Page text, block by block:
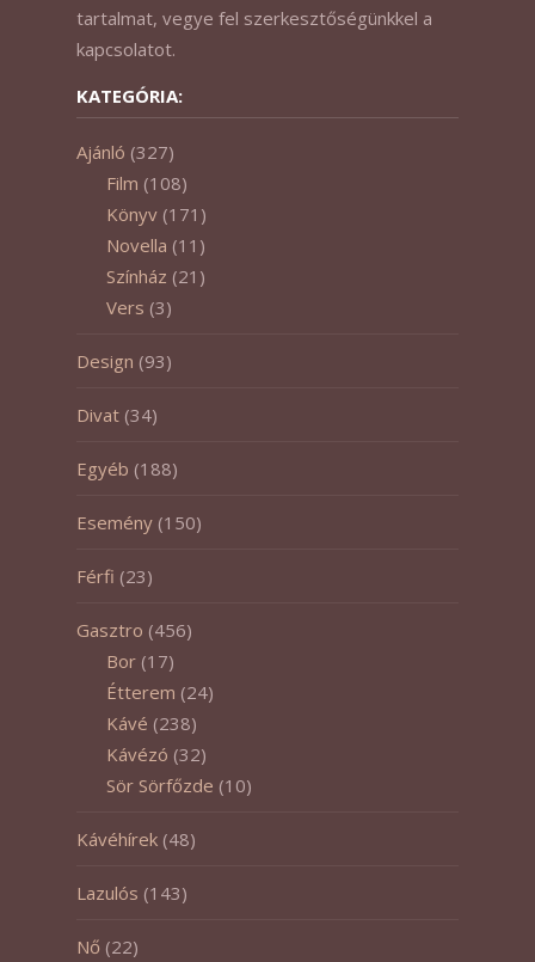
tartalmat, vegye fel szerkesztőségünkkel a
kapcsolatot.
KATEGÓRIA:
Ajánló (327)
Film (108)
Könyv (171)
Novella (11)
Színház (21)
Vers (3)
Design (93)
Divat (34)
Egyéb (188)
Esemény (150)
Férfi (23)
Gasztro (456)
Bor (17)
Étterem (24)
Kávé (238)
Kávézó (32)
Sör Sörfőzde (10)
Kávéhírek (48)
Lazulós (143)
Nő (22)